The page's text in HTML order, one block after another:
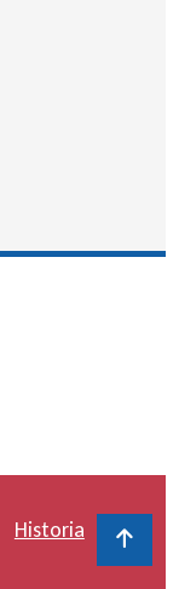
Historia
Do